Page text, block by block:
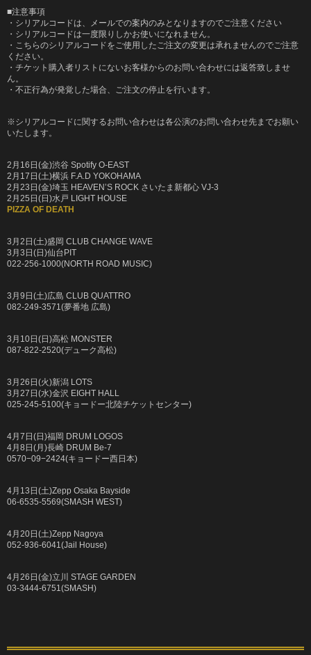
■注意事項
・シリアルコードは、メールでの案内のみとなりますのでご注意ください
・シリアルコードは一度限りしかお使いになれません。
・こちらのシリアルコードをご使用したご注文の変更は承れませんのでご注意
ください。
・チケット購入者リストにないお客様からのお問い合わせには返答致しませ
ん。
・不正行為が発覚した場合、ご注文の停止を行います。
※シリアルコードに関するお問い合わせは各公演のお問い合わせ先までお願い
いたします。
2月16日(金)渋谷 Spotify O-EAST
2月17日(土)横浜 F.A.D YOKOHAMA
2月23日(金)埼玉 HEAVEN’S ROCK さいたま新都心 VJ-3
2月25日(日)水戸 LIGHT HOUSE
PIZZA OF DEATH
3月2日(土)盛岡 CLUB CHANGE WAVE
3月3日(日)仙台PIT
022-256-1000(NORTH ROAD MUSIC)
3月9日(土)広島 CLUB QUATTRO
082-249-3571(夢番地 広島)
3月10日(日)高松 MONSTER
087-822-2520(デューク高松)
3月26日(火)新潟 LOTS
3月27日(水)金沢 EIGHT HALL
025-245-5100(キョードー北陸チケットセンター)
4月7日(日)福岡 DRUM LOGOS
4月8日(月)長崎 DRUM Be-7
0570−09−2424(キョードー西日本)
4月13日(土)Zepp Osaka Bayside
06-6535-5569(SMASH WEST)
4月20日(土)Zepp Nagoya
052-936-6041(Jail House)
4月26日(金)立川 STAGE GARDEN
03-3444-6751(SMASH)